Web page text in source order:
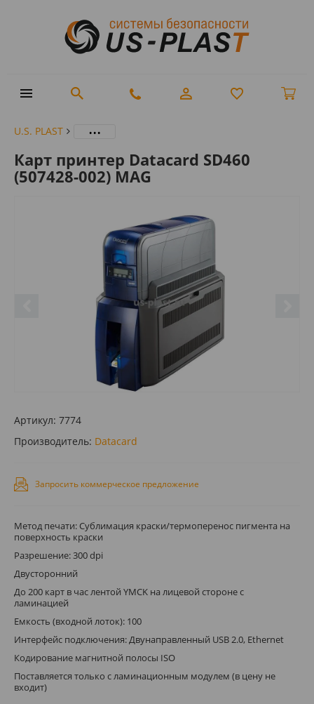
U.S. PLAST ...
Карт принтер Datacard SD460
(507428-002) MAG
Артикул: 7774
Производитель: Datacard
Запросить коммерческое предложение
Метод печати: Сублимация краски/термоперенос пигмента на
поверхность краски
Разрешение: 300 dpi
Двусторонний
До 200 карт в час лентой YMCK на лицевой стороне с
ламинацией
Емкость (входной лоток): 100
Интерфейс подключения: Двунаправленный USB 2.0, Ethernet
Кодирование магнитной полосы ISO
Поставляется только с ламинационным модулем (в цену не
входит)